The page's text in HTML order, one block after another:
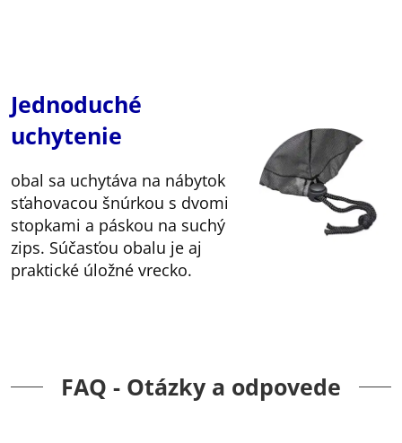
Jednoduché
uchytenie
obal sa uchytáva na nábytok
sťahovacou šnúrkou s dvomi
stopkami a páskou na suchý
zips. Súčasťou obalu je aj
praktické úložné vrecko.
FAQ - Otázky a odpovede